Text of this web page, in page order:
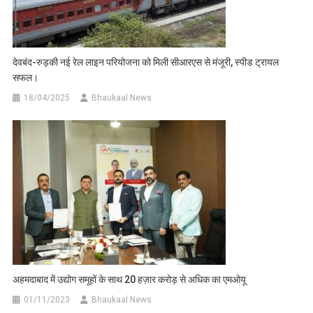
देवबंद-रुड़की नई रेल लाइन परियोजना को मिली सीआरएस से मंजूरी, स्पीड ट्रायल
सफल।
18/04/2025 Bhaukaal News
अहमदाबाद में उद्योग समूहों के साथ 20 हज़ार करोड़ से अधिक का एमओयू
01/11/2023 Bhaukaal News